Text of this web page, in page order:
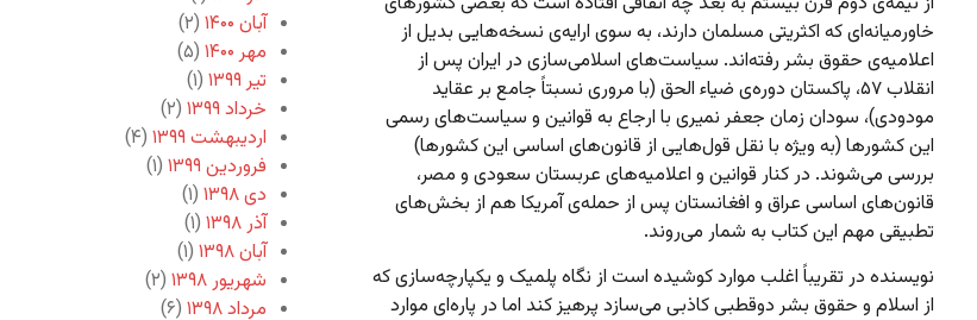
خاورمیانه‌ای که اکثریتی مسلمان دارند، به سوی ارایه‌ی نسخه‌هایی بدیل از
اعلامیه‌ی حقوق بشر رفته‌اند. سیاست‌های اسلامی‌سازی در ایران پس از
انقلاب ۵۷، پاکستان دوره‌ی ضیاء الحق (با مروری نسبتاً جامع بر عقاید
مودودی)، سودان زمان جعفر نمیری با ارجاع به قوانین و سیاست‌های رسمی
این کشورها (به ویژه با نقل قول‌هایی از قانون‌های اساسی این کشورها)
بررسی می‌شوند. در کنار قوانین و اعلامیه‌های عربستان سعودی و مصر،
قانون‌های اساسی عراق و افغانستان پس از حمله‌ی آمریکا هم از بخش‌های
تطبیقی مهم این کتاب به شمار می‌روند.
نویسنده در تقریباً اغلب موارد کوشیده است از نگاه پلمیک و یکپارچه‌سازی که
از اسلام و حقوق بشر دوقطبی کاذبی می‌سازد پرهیز کند اما در پاره‌ای موارد
آبان ۱۴۰۰
(۲)
مهر ۱۴۰۰
(۵)
تیر ۱۳۹۹
(۱)
خرداد ۱۳۹۹
(۲)
اردیبهشت ۱۳۹۹
(۴)
فروردین ۱۳۹۹
(۱)
دی ۱۳۹۸
(۱)
آذر ۱۳۹۸
(۱)
آبان ۱۳۹۸
(۱)
شهریور ۱۳۹۸
(۲)
مرداد ۱۳۹۸
(۶)